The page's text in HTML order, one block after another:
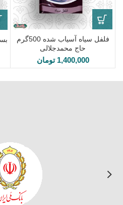
فلفل سیاه آسیاب شده 500گرم
حاج محمدجلالی
1,400,000 تومان